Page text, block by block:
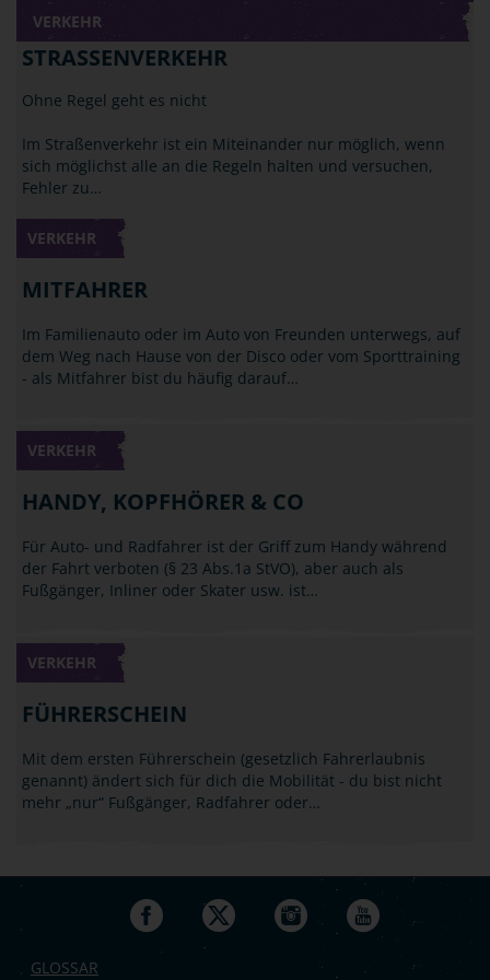
VERKEHR
STRASSENVERKEHR
Ohne Regel geht es nicht
Im Straßenverkehr ist ein Miteinander nur möglich, wenn
sich möglichst alle an die Regeln halten und versuchen,
Fehler zu…
VERKEHR
MITFAHRER
Im Familienauto oder im Auto von Freunden unterwegs, auf
dem Weg nach Hause von der Disco oder vom Sporttraining
- als Mitfahrer bist du häufig darauf…
VERKEHR
HANDY, KOPFHÖRER & CO
Für Auto- und Radfahrer ist der Griff zum Handy während
der Fahrt verboten (§ 23 Abs.1a StVO), aber auch als
Fußgänger, Inliner oder Skater usw. ist…
VERKEHR
FÜHRERSCHEIN
Mit dem ersten Führerschein (gesetzlich Fahrerlaubnis
genannt) ändert sich für dich die Mobilität - du bist nicht
mehr „nur“ Fußgänger, Radfahrer oder…
GLOSSAR